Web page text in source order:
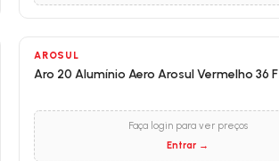
AROSUL
Aro 20 Alumínio Aero Arosul Vermelho 36 F
Faça login para ver preços
Entrar →